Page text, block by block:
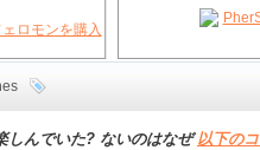
しんでいた? ないのはなぜ以下の